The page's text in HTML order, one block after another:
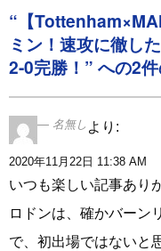
“【
ミン！速攻に徹し
2-0完勝！” への2
名無し より:
2020年11月22日 11:38 AM
いつも楽しい記事あり
ロドンは、確かバーン
で、初出場ではないと